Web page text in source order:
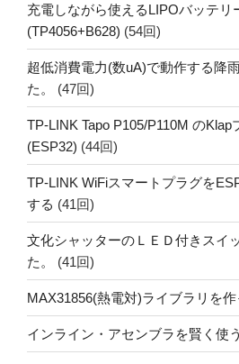
充電しながら使えるLIPOバッテリ
(TP4056+B628) (54回)
超低消費電力(数uA)で動作する降
た。
(47回)
TP-LINK Tapo P105/P110M のKlap
(ESP32) (44回)
TP-LINK WiFiスマートプラグを
する (41回)
文化シャッターのＬＥＤ付きスイ
た。
(41回)
MAX31856(熱電対)ライブラリを作
インライン・アセンブラを賢く使